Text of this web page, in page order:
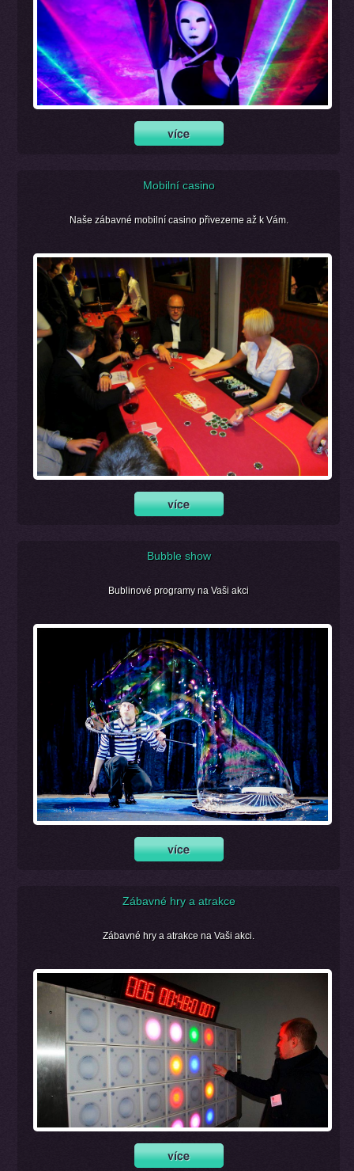
Mobilní casino
Naše zábavné mobilní casino přivezeme až k Vám.
Bubble show
Bublinové programy na Vaši akci
Zábavné hry a atrakce
Zábavné hry a atrakce na Vaši akci.